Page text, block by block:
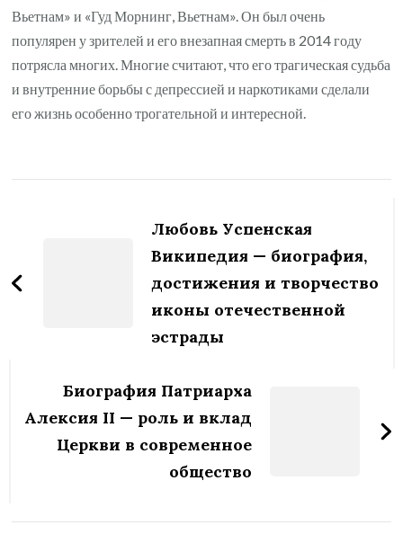
Вьетнам» и «Гуд Морнинг, Вьетнам». Он был очень
популярен у зрителей и его внезапная смерть в 2014 году
потрясла многих. Многие считают, что его трагическая судьба
и внутренние борьбы с депрессией и наркотиками сделали
его жизнь особенно трогательной и интересной.
Любовь Успенская
Википедия — биография,
достижения и творчество
иконы отечественной
эстрады
Биография Патриарха
Алексия II — роль и вклад
Церкви в современное
общество